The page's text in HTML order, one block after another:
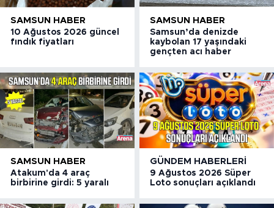
SAMSUN HABER
10 Ağustos 2026 güncel
fındık fiyatları
SAMSUN HABER
Samsun’da denizde
kaybolan 17 yaşındaki
gençten acı haber
SAMSUN HABER
Atakum'da 4 araç
birbirine girdi: 5 yaralı
GÜNDEM HABERLERI
9 Ağustos 2026 Süper
Loto sonuçları açıklandı